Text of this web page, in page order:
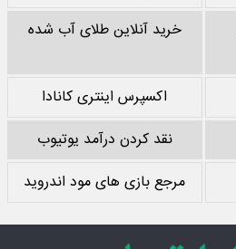
خرید آنلاین طلای آب شده
اکسپرس اینتری کانادا
نقد کردن درآمد یوتیوب
مرجع بازی های مود اندروید